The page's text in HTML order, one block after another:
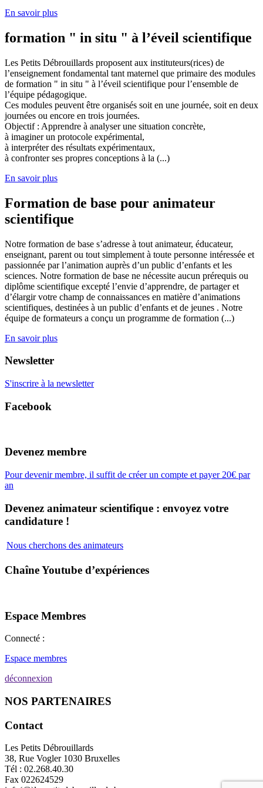
En savoir plus
formation " in situ " à l’éveil scientifique
Les Petits Débrouillards proposent aux instituteurs(rices) de
l’enseignement fondamental tant maternel que primaire des modules
de formation " in situ " à l’éveil scientifique pour l’ensemble de
l’équipe pédagogique.
Ces modules peuvent être organisés soit en une journée, soit en deux
journées ou encore en trois journées.
Objectif : Apprendre à analyser une situation concrète,
à imaginer un protocole expérimental,
à interpréter des résultats expérimentaux,
à confronter ses propres conceptions à la (...)
En savoir plus
Formation de base pour animateur
scientifique
Notre formation de base s’adresse à tout animateur, éducateur,
enseignant, parent ou tout simplement à toute personne intéressée et
passionnée par l’animation auprès d’un public d’enfants et les
sciences. Notre formation de base ne nécessite aucun prérequis ou
diplôme scientifique excepté l’envie d’apprendre, de partager et
d’élargir votre champ de connaissances en matière d’animations
scientifiques, destinées à un public d’enfants et de jeunes . Notre
équipe de formateurs a conçu un programme de formation (...)
En savoir plus
Newsletter
S'inscrire à la newsletter
Facebook
Devenez membre
Pour devenir membre, il suffit de créer un compte et payer 20€ par
an
Devenez animateur scientifique : envoyez votre
candidature !
Nous cherchons des animateurs
Chaîne Youtube d’expériences
Espace Membres
Connecté :
Espace membres
déconnexion
NOS PARTENAIRES
Contact
Les Petits Débrouillards
38, Rue Vogler 1030 Bruxelles
Tél : 02.268.40.30
Fax 022624529